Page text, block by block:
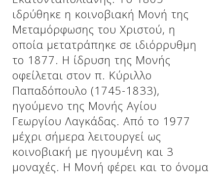
Δείτε μας:
ιδρύθηκε η κοινοβιακή Μονή της
Μεταμόρφωσης του Χριστού, η
οποία μετατράπηκε σε ιδιόρρυθμη
το 1877. Η ίδρυση της Μονής
οφείλεται στον π. Κύριλλο
Παπαδόπουλο (1745-1833),
ηγούμενο της Μονής Αγίου
Γεωργίου Λαγκάδας. Από το 1977
μέχρι σήμερα λειτουργεί ως
κοινοβιακή με ηγουμένη και 3
μοναχές. Η Μονή φέρει και το όνομα